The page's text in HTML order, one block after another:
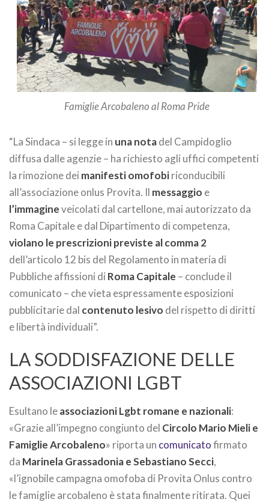
Famiglie Arcobaleno al Roma Pride
“La Sindaca – si legge in una notadel Campidoglio
diffusa dalle agenzie – ha richiesto agli uffici competenti
la rimozione dei manifesti omofobiriconducibili
all’associazione onlus Provita. Il messaggio e
l’immagineveicolati dal cartellone, mai autorizzato da
Roma Capitale e dal Dipartimento di competenza,
violano le prescrizioni previste al comma 2
dell’articolo 12 bis del Regolamento in materia di
Pubbliche affissioni di Roma Capitale – conclude il
comunicato – che vieta espressamente esposizioni
pubblicitarie dal contenuto lesivo del rispetto di diritti
e libertà individuali”.
LA SODDISFAZIONE DELLE
ASSOCIAZIONI LGBT
Esultano leassociazioni Lgbt romane e nazionali:
«Grazie all’impegno congiunto del Circolo Mario Mieli e
Famiglie Arcobaleno» riporta un comunicatofirmato
da Marinela Grassadonia e Sebastiano Secci,
«l’ignobile campagna omofoba di Provita Onlus contro
le famiglie arcobaleno è stata finalmente ritirata. Quei